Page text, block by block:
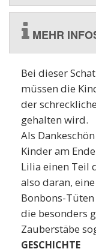
MEHR
Bei dieser
müssen die
der
gehalten wird.
Als
Kinder am
Lilia einen Teil
also daran,
Bonbons-
die besonders
Zauberstäbe
GESCHICHTE